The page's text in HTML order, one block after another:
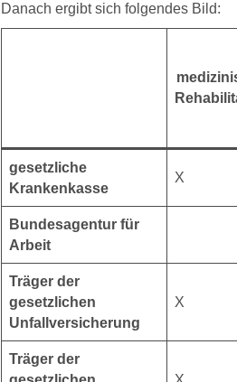
Danach ergibt sich folgendes Bild:
gesetzliche
Krankenkasse
X
Bundesagentur für
Arbeit
Träger der
gesetzlichen
Unfallversicherung
X
Träger der